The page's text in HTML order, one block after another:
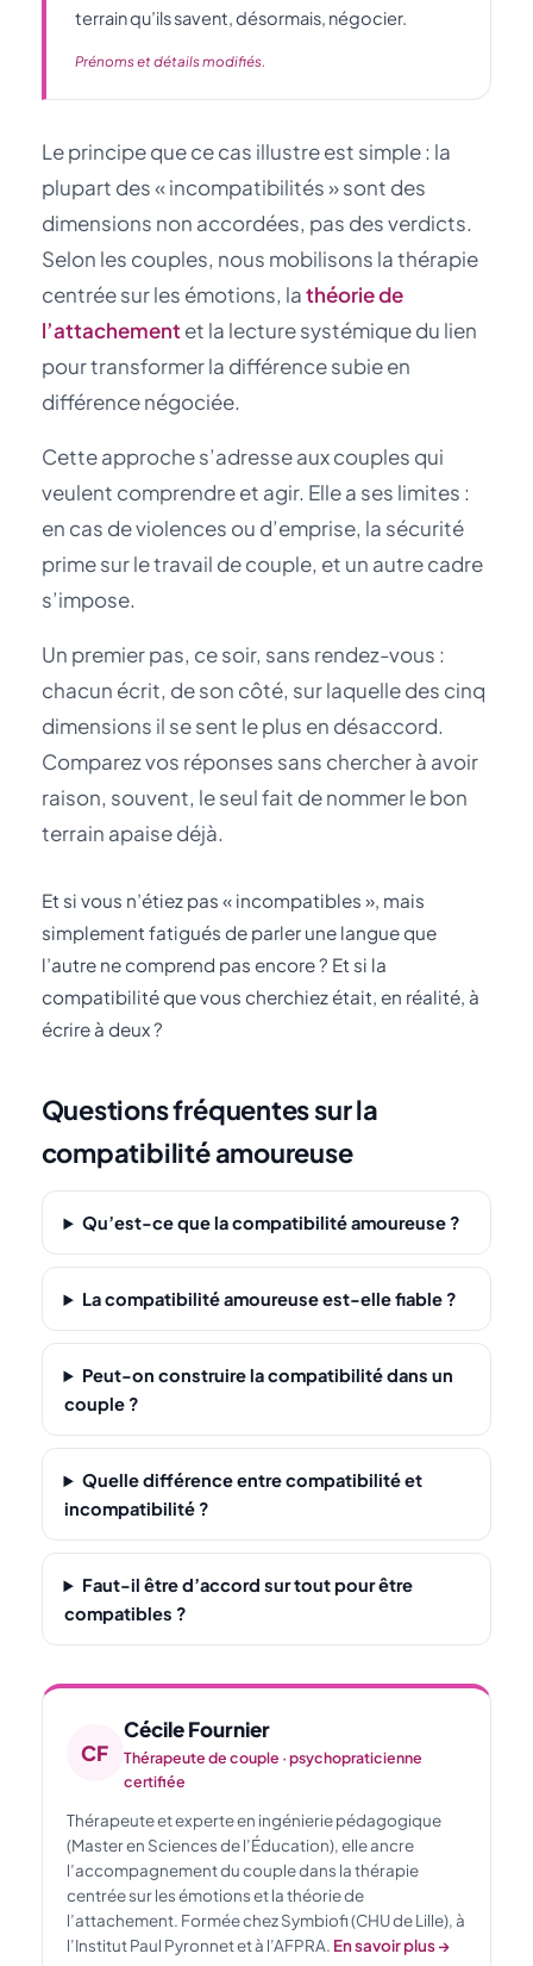
terrain qu’ils savent, désormais, négocier.
Prénoms et détails modifiés.
Le principe que ce cas illustre est simple : la
plupart des « incompatibilités » sont des
dimensions non accordées, pas des verdicts.
Selon les couples, nous mobilisons la thérapie
centrée sur les émotions, lathéorie de
l’attachement et la lecture systémique du lien
pour transformer la différence subie en
différence négociée.
Cette approche s’adresse aux couples qui
veulent comprendre et agir. Elle a ses limites :
en cas de violences ou d’emprise, la sécurité
prime sur le travail de couple, et un autre cadre
s’impose.
Un premier pas, ce soir, sans rendez-vous :
chacun écrit, de son côté, sur laquelle des cinq
dimensions il se sent le plus en désaccord.
Comparez vos réponses sans chercher à avoir
raison, souvent, le seul fait de nommer le bon
terrain apaise déjà.
Et si vous n’étiez pas « incompatibles », mais
simplement fatigués de parler une langue que
l’autre ne comprend pas encore ? Et si la
compatibilité que vous cherchiez était, en réalité, à
écrire à deux ?
Questions fréquentes sur la
compatibilité amoureuse
Qu’est-ce que la compatibilité amoureuse ?
La compatibilité amoureuse est-elle fiable ?
Peut-on construire la compatibilité dans un
couple ?
Quelle différence entre compatibilité et
incompatibilité ?
Faut-il être d’accord sur tout pour être
compatibles ?
CF
Cécile Fournier
Thérapeute de couple · psychopraticienne
certifiée
Thérapeute et experte en ingénierie pédagogique
(Master en Sciences de l’Éducation), elle ancre
l’accompagnement du couple dans la thérapie
centrée sur les émotions et la théorie de
l’attachement. Formée chez Symbiofi (CHU de Lille), à
l’Institut Paul Pyronnet et à l’AFPRA. En savoir plus →